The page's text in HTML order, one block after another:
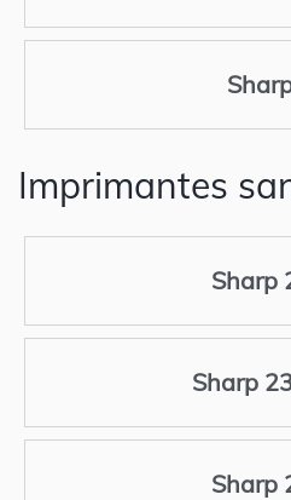
Imprimantes
Sharp
Sharp
Sharp